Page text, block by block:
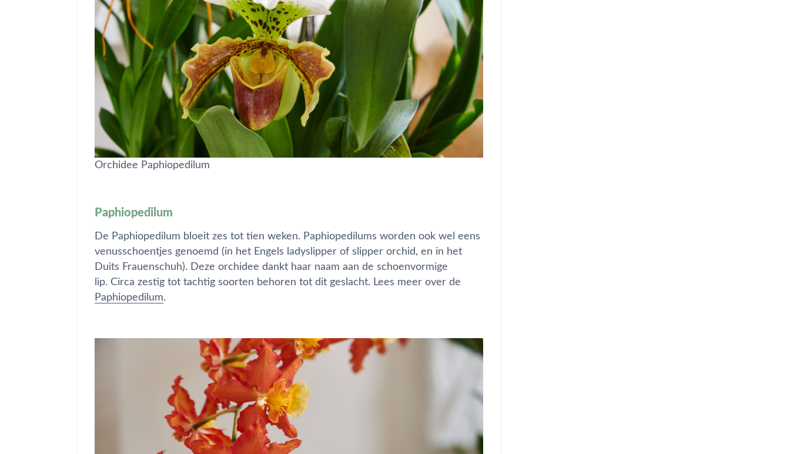
Orchidee Paphiopedilum
Paphiopedilum
De Paphiopedilum bloeit zes tot tien weken. Paphiopedilums worden ook wel eens
venusschoentjes genoemd (in het Engels ladyslipper of slipper orchid, en in het
Duits Frauenschuh). Deze orchidee dankt haar naam aan de schoenvormige
lip. Circa zestig tot tachtig soorten behoren tot dit geslacht. Lees meer over de
Paphiopedilum.